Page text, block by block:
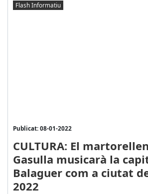
Flash Informatiu
Publicat: 08-01-2022
CULTURA: El
Gasulla musicarà la
Balaguer com a ciutat
2022